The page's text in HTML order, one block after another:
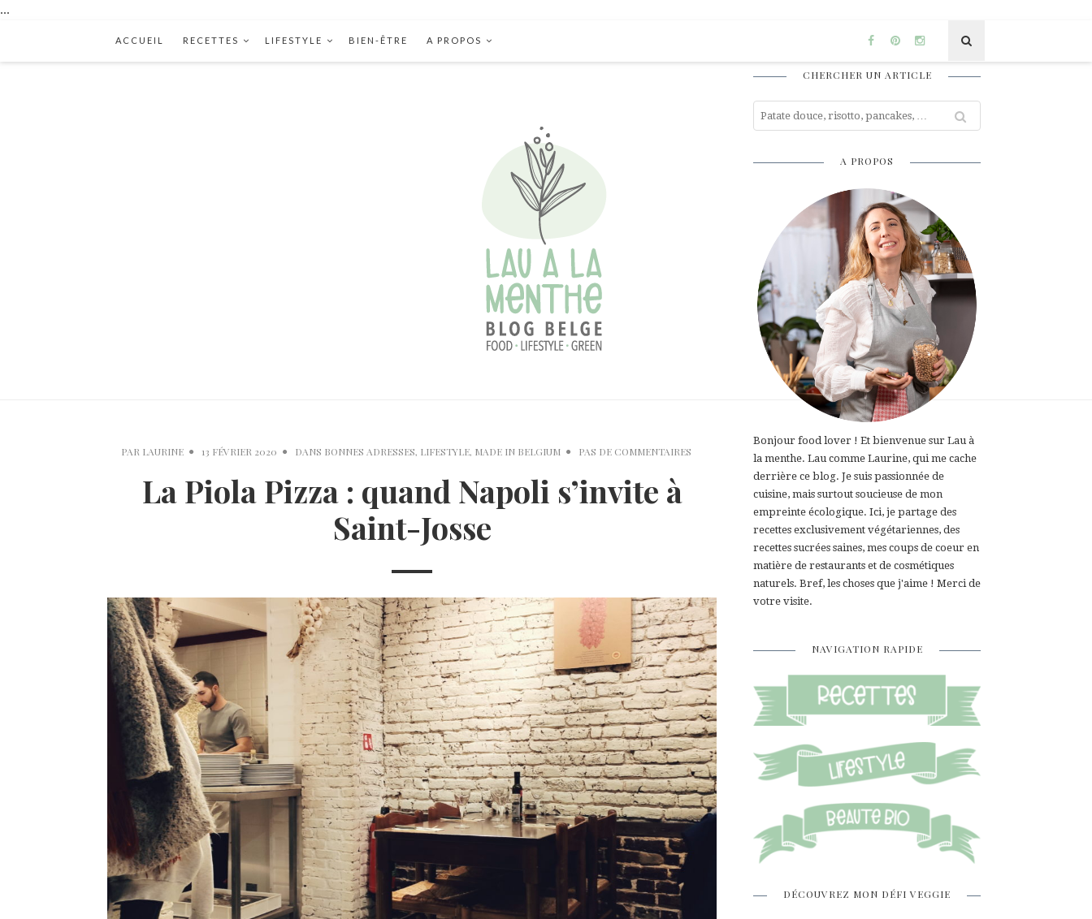
...
ACCUEIL RECETTES LIFESTYLE BIEN-ÊTRE A PROPOS
PAR LAURINE 13 FÉVRIER 2020 DANS BONNES ADRESSES, LIFESTYLE, MADE IN BELGIUM PAS DE COMMENTAIRES
La Piola Pizza : quand Napoli s’invite à
Saint-Josse
CHERCHER UN ARTICLE
A PROPOS
Bonjour food lover ! Et bienvenue sur Lau à
la menthe. Lau comme Laurine, qui me cache
derrière ce blog. Je suis passionnée de
cuisine, mais surtout soucieuse de mon
empreinte écologique. Ici, je partage des
recettes exclusivement végétariennes, des
recettes sucrées saines, mes coups de coeur en
matière de restaurants et de cosmétiques
naturels. Bref, les choses que j'aime ! Merci de
votre visite.
NAVIGATION RAPIDE
DÉCOUVREZ MON DÉFI VEGGIE